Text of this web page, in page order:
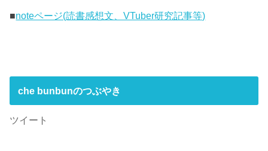
■noteページ(読書感想文、VTuber研究記事等)
che bunbunのつぶやき
ツイート